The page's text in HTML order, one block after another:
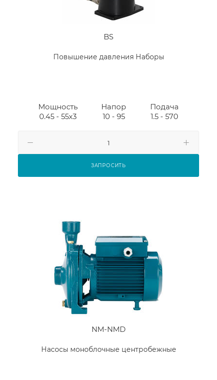
BS
Повышение давления Наборы
Мощность
0.45 - 55x3
Напор
10 - 95
Подача
1.5 - 570
ЗАПРОСИТЬ
NM-NMD
Насосы моноблочные центробежные